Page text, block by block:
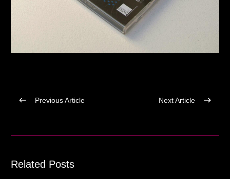
Previous Article Next Article
Related Posts